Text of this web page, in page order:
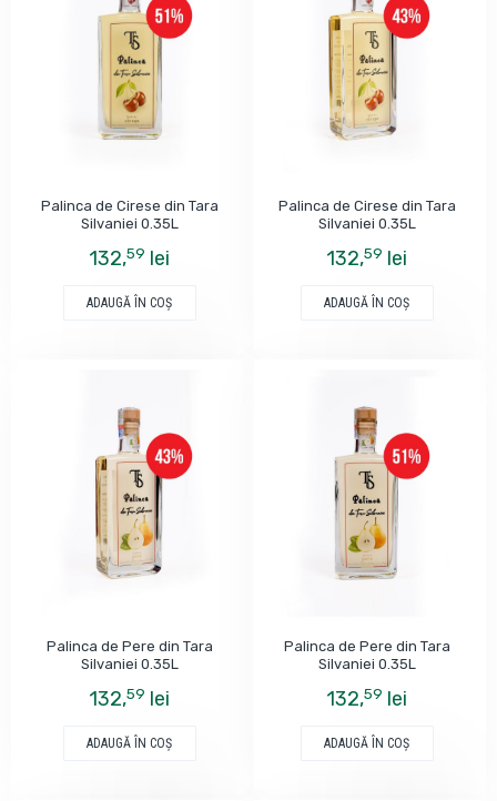
Palinca de Cirese din Tara
Silvaniei 0.35L
132,59 lei
ADAUGĂ ÎN COŞ
Palinca de Cirese din Tara
Silvaniei 0.35L
132,59 lei
ADAUGĂ ÎN COŞ
Palinca de Pere din Tara
Silvaniei 0.35L
132,59 lei
ADAUGĂ ÎN COŞ
Palinca de Pere din Tara
Silvaniei 0.35L
132,59 lei
ADAUGĂ ÎN COŞ